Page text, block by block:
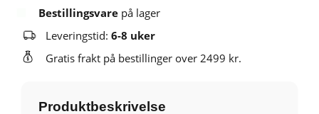
Bestillingsvare på lager
Leveringstid: 6-8 uker
Gratis frakt på bestillinger over 2499 kr.
Produktbeskrivelse